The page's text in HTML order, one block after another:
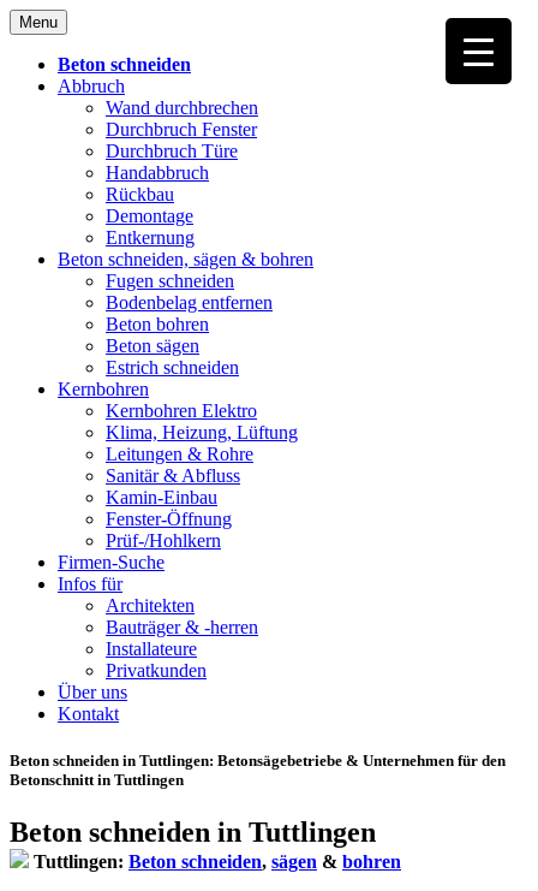
Skip
to
content
Menu
Beton schneiden
Abbruch
Wand durchbrechen
Durchbruch Fenster
Durchbruch Türe
Handabbruch
Rückbau
Demontage
Entkernung
Beton schneiden, sägen & bohren
Fugen schneiden
Bodenbelag entfernen
Beton bohren
Beton sägen
Estrich schneiden
Kernbohren
Kernbohren Elektro
Klima, Heizung, Lüftung
Leitungen & Rohre
Sanitär & Abfluss
Kamin-Einbau
Fenster-Öffnung
Prüf-/Hohlkern
Firmen-Suche
Infos für
Architekten
Bauträger & -herren
Installateure
Privatkunden
Über uns
Kontakt
Beton schneiden in Tuttlingen: Betonsägebetriebe & Unternehmen für den
Betonschnitt in Tuttlingen
Beton schneiden in Tuttlingen
Tuttlingen: Beton schneiden, sägen & bohren